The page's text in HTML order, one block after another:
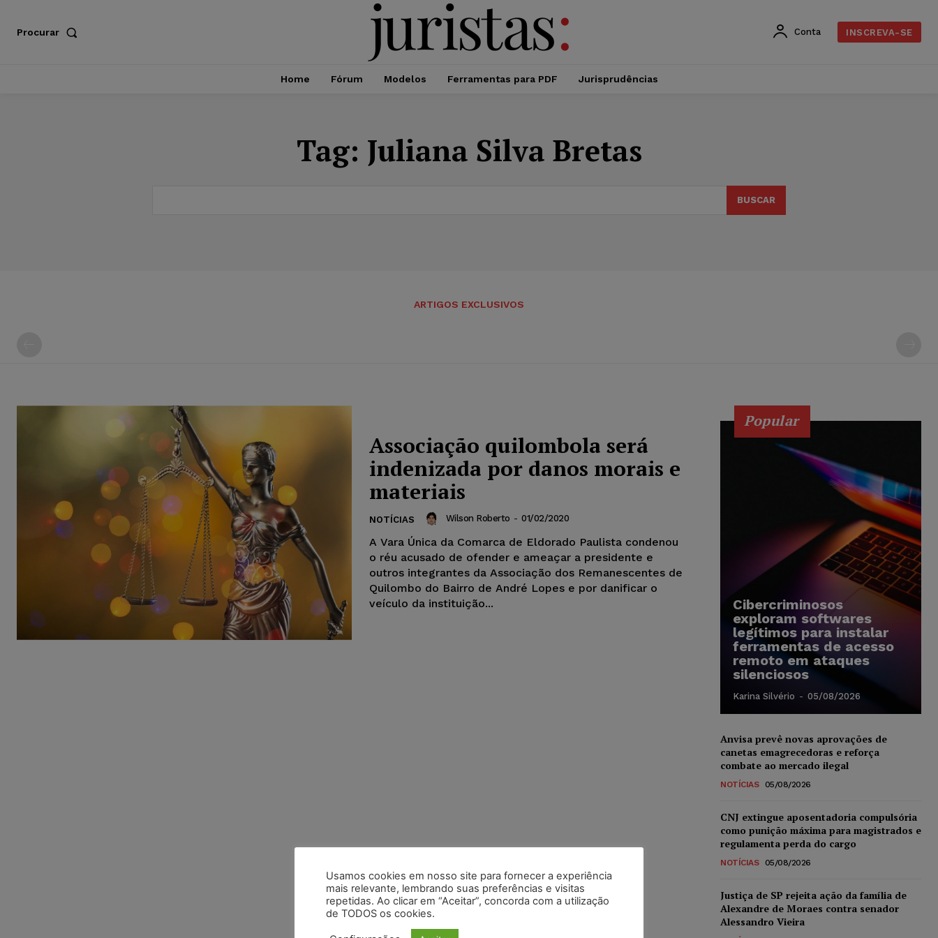
Procurar Conta INSCREVA-SE
Home Fórum Modelos Ferramentas para PDF Jurisprudências
Tag: Juliana Silva Bretas
BUSCAR
ARTIGOS EXCLUSIVOS
Associação quilombola será
indenizada por danos morais e
materiais
NOTÍCIAS Wilson Roberto - 01/02/2020
A Vara Única da Comarca de Eldorado Paulista condenou
o réu acusado de ofender e ameaçar a presidente e
outros integrantes da Associação dos Remanescentes de
Quilombo do Bairro de André Lopes e por danificar o
veículo da instituição...
Popular
Cibercriminosos
exploram softwares
legítimos para instalar
ferramentas de acesso
remoto em ataques
silenciosos
Karina Silvério - 05/08/2026
Anvisa prevê novas aprovações de
canetas emagrecedoras e reforça
combate ao mercado ilegal
NOTÍCIAS 05/08/2026
CNJ extingue aposentadoria compulsória
como punição máxima para magistrados e
regulamenta perda do cargo
NOTÍCIAS 05/08/2026
Justiça de SP rejeita ação da família de
Alexandre de Moraes contra senador
Alessandro Vieira
Usamos cookies em nosso site para fornecer a experiência
mais relevante, lembrando suas preferências e visitas
repetidas. Ao clicar em “Aceitar”, concorda com a utilização
de TODOS os cookies.